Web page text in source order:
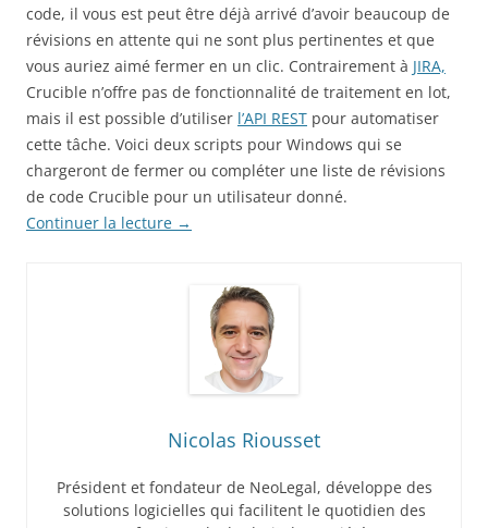
code, il vous est peut être déjà arrivé d’avoir beaucoup de
révisions en attente qui ne sont plus pertinentes et que
vous auriez aimé fermer en un clic. Contrairement à JIRA,
Crucible n’offre pas de fonctionnalité de traitement en lot,
mais il est possible d’utiliser l’API REST pour automatiser
cette tâche. Voici deux scripts pour Windows qui se
chargeront de fermer ou compléter une liste de révisions
de code Crucible pour un utilisateur donné.
Continuer la lecture →
Nicolas Riousset
Président et fondateur de NeoLegal, développe des
solutions logicielles qui facilitent le quotidien des